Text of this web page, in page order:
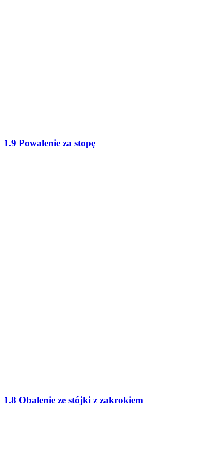
1.9 Powalenie za stopę
1.8 Obalenie ze stójki z zakrokiem